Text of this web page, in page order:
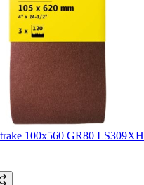
100x560 GR80 LS309XH